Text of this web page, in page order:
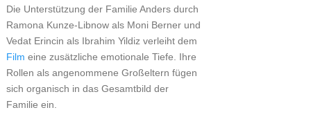
Die Unterstützung der Familie Anders durch
Ramona Kunze-Libnow als Moni Berner und
Vedat Erincin als Ibrahim Yildiz verleiht dem
Film eine zusätzliche emotionale Tiefe. Ihre
Rollen als angenommene Großeltern fügen
sich organisch in das Gesamtbild der
Familie ein.